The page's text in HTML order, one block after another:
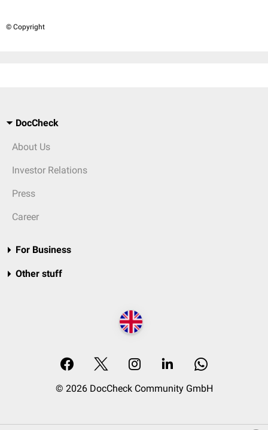
© Copyright
DocCheck
About Us
Investor Relations
Press
Career
For Business
Other stuff
© 2026 DocCheck Community GmbH